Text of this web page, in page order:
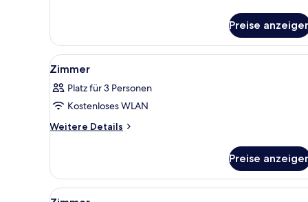
Preise
Alle
Fotos
für
Zimmer
anzeigen
Ein Hotelzimmer mit zwei
1
Zimmer
Platz für 3 Personen
Kostenloses WLAN
Weitere Details
Weitere
Preise
Alle
Ein Hotelzimmer mit zwei